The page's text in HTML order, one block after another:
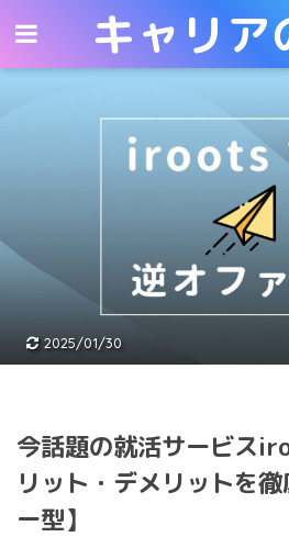
キャリアの神様キャリア
2025/01/30
今話題の就活サービス
リット・デメリットを
ー型】